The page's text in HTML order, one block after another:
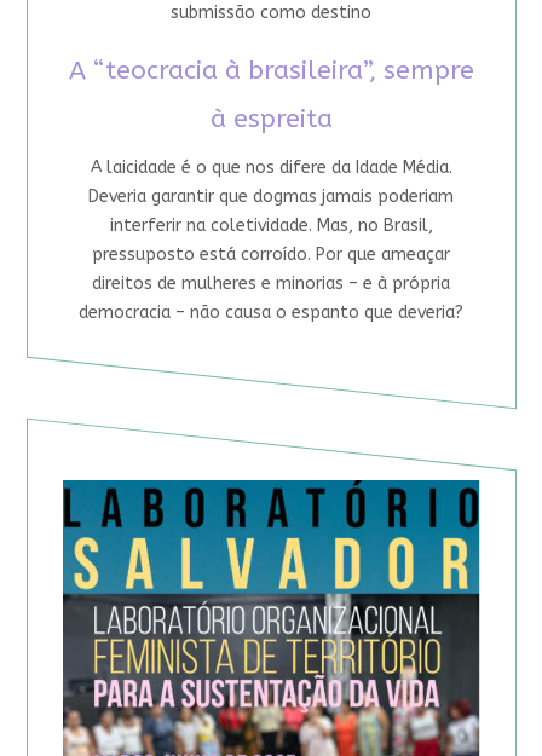
submissão como destino
A “teocracia à brasileira”, sempre
à espreita
A laicidade é o que nos difere da Idade Média.
Deveria garantir que dogmas jamais poderiam
interferir na coletividade. Mas, no Brasil,
pressuposto está corroído. Por que ameaçar
direitos de mulheres e minorias – e à própria
democracia – não causa o espanto que deveria?